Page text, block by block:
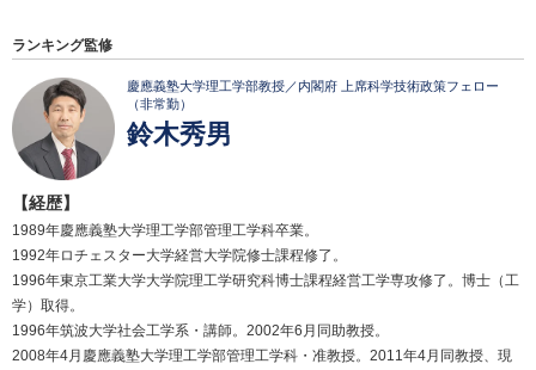
ランキング監修
慶應義塾大学理工学部教授／内閣府 上席科学技術政策フェロー
（非常勤）
鈴木秀男
【経歴】
1989年慶應義塾大学理工学部管理工学科卒業。
1992年ロチェスター大学経営大学院修士課程修了。
1996年東京工業大学大学院理工学研究科博士課程経営工学専攻修了。博士（工
学）取得。
1996年筑波大学社会工学系・講師。2002年6月同助教授。
2008年4月慶應義塾大学理工学部管理工学科・准教授。2011年4月同教授、現